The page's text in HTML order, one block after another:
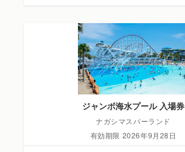
ジャンボ海水プール 入場券
ナガシマスパーランド
有効期限 2026年9月28日